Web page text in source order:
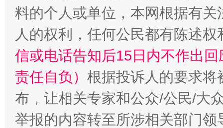
料的个人或单位，本网根据有
人的权利，任何公民都有陈述
信或电话告知后15日内不作出
责任自负） 根据投诉人的要求将
布，让相关专家和公众/公民/大
举报的内容转至所涉相关部门